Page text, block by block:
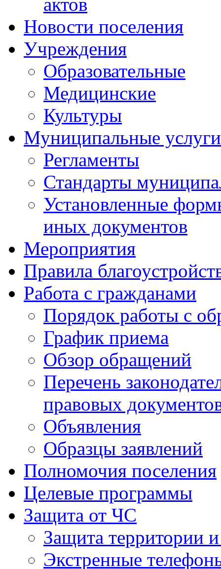
актов
Новости поселения
Учреждения
Образовательные
Медицинские
Культуры
Муниципальные услуги
Регламенты
Стандарты
Установленные
иных документов
Мероприятия
Правила
Работа с гражданами
Порядок работы с
График приема
Обзор обращений
Перечень
правовых
Объявления
Образцы заявлений
Полномочия поселения
Целевые программы
Защита от ЧС
Защита территории
Экстренные